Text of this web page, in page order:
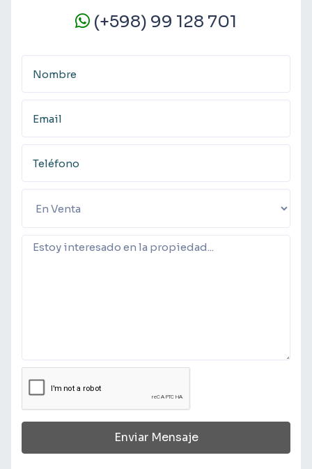
(+598) 99 128 701
Enviar Mensaje